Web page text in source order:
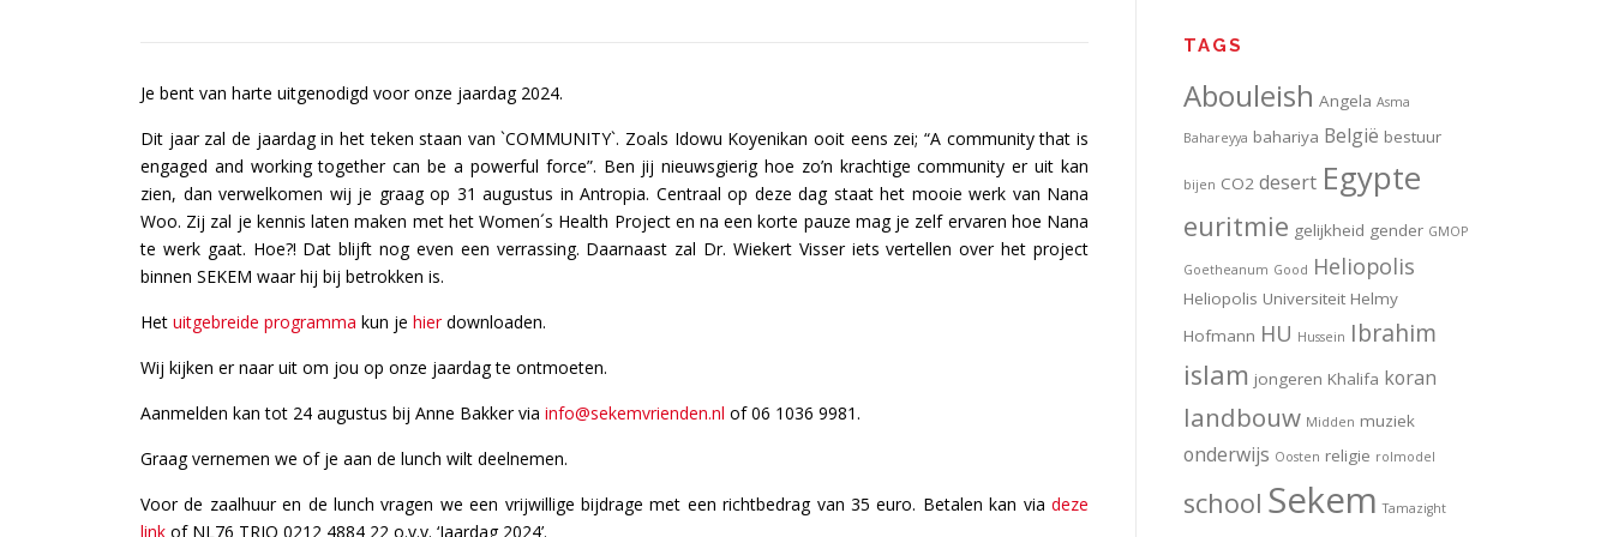
Je bent van harte uitgenodigd voor onze jaardag 2024.
Dit jaar zal de jaardag in het teken staan van `COMMUNITY`. Zoals Idowu Koyenikan ooit eens zei; “A community that is
engaged and working together can be a powerful force”. Ben jij nieuwsgierig hoe zo’n krachtige community er uit kan
zien, dan verwelkomen wij je graag op 31 augustus in Antropia. Centraal op deze dag staat het mooie werk van Nana
Woo. Zij zal je kennis laten maken met het Women´s Health Project en na een korte pauze mag je zelf ervaren hoe Nana
te werk gaat. Hoe?! Dat blijft nog even een verrassing. Daarnaast zal Dr. Wiekert Visser iets vertellen over het project
binnen SEKEM waar hij bij betrokken is.
Het uitgebreide programma kun je hierdownloaden.
Wij kijken er naar uit om jou op onze jaardag te ontmoeten.
Aanmelden kan tot 24 augustus bij Anne Bakker via info@sekemvrienden.nl of 06 1036 9981.
Graag vernemen we of je aan de lunch wilt deelnemen.
Voor de zaalhuur en de lunch vragen we een vrijwillige bijdrage met een richtbedrag van 35 euro. Betalen kan via deze
link of NL76 TRIO 0212 4884 22 o.v.v. ‘Jaardag 2024’.
TAGS
Abouleish Angela Asma
Bahareyya bahariya België bestuur
bijen CO2 desert Egypte
euritmie gelijkheid gender GMOP
Goetheanum Good Heliopolis
Heliopolis Universiteit Helmy
Hofmann HU Hussein Ibrahim
islam jongeren Khalifa koran
landbouw Midden muziek
onderwijs Oosten religie rolmodel
school Sekem Tamazight